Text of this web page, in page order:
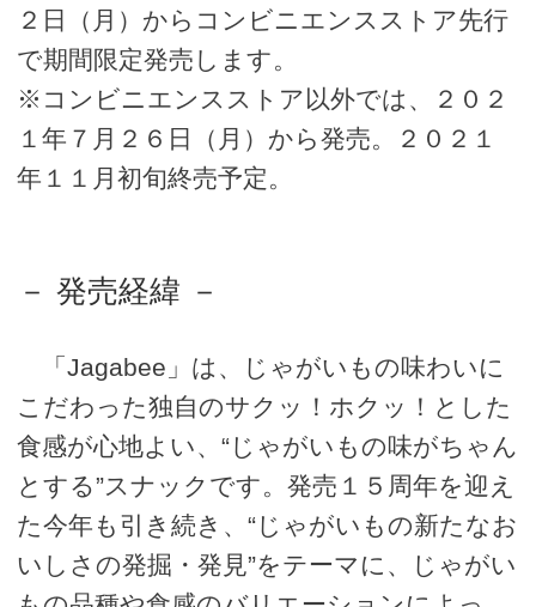
２日（月）からコンビニエンスストア先行
で期間限定発売します。
※コンビニエンスストア以外では、２０２
１年７月２６日（月）から発売。２０２１
年１１月初旬終売予定。
－ 発売経緯 －
「Jagabee」は、じゃがいもの味わいに
こだわった独自のサクッ！ホクッ！とした
食感が心地よい、“じゃがいもの味がちゃん
とする”スナックです。発売１５周年を迎え
た今年も引き続き、“じゃがいもの新たなお
いしさの発掘・発見”をテーマに、じゃがい